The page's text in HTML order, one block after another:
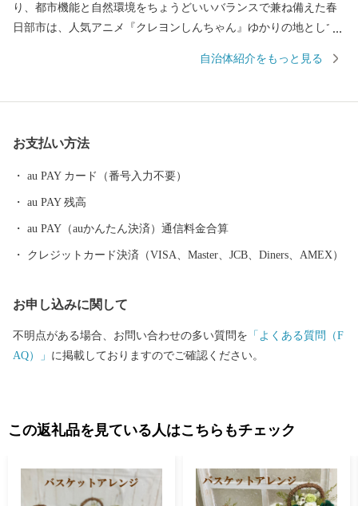
り、都市機能と自然環境をちょうどいいバランスで兼ね備えた春
日部市は、人気アニメ『クレヨンしんちゃん』ゆかりの地として
を持ち、江戸の伝統を受け継ぐ桐たんすや桐箱、江戸情緒豊かな
外郭放水路、総延長約１㎞の藤棚に彩られたふじ通りで行われる
な観光資源を有し、四季を通じてまちに賑わいと活気を呼び込ん
でいます。 魅力いっぱいの春日部市へ、ぜひ一度お越しくださ
自治体紹介をもっと見る
お支払い方法
au PAY カード（番号入力不要）
au PAY 残高
au PAY（auかんたん決済）通信料金合算
クレジットカード決済（VISA、Master、JCB、Diners、AMEX）
お申し込みに関して
不明点がある場合、お問い合わせの多い質問を 「よくある質問（F
AQ）」 に掲載しておりますのでご確認ください。
この返礼品を見ている人はこちらもチェック